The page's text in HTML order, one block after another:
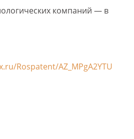
компаний — в
Rospatent/AZ_MPgA2YTU